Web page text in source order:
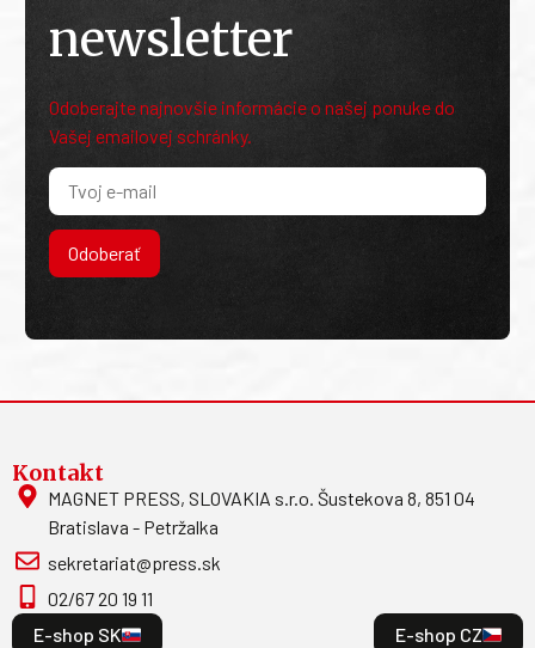
newsletter
Odoberajte najnovšie informácie o našej ponuke do
Vašej emailovej schránky.
Odoberať
Kontakt
MAGNET PRESS, SLOVAKIA s.r.o. Šustekova 8, 851 04
Bratislava - Petržalka
sekretariat@press.sk
02/67 20 19 11
E-shop SK
E-shop CZ